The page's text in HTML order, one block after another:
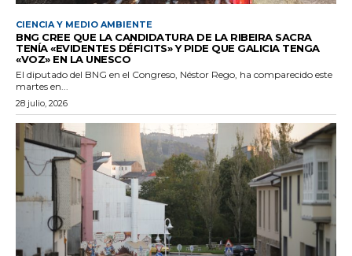
CIENCIA Y MEDIO AMBIENTE
BNG CREE QUE LA CANDIDATURA DE LA RIBEIRA SACRA
TENÍA «EVIDENTES DÉFICITS» Y PIDE QUE GALICIA TENGA
«VOZ» EN LA UNESCO
El diputado del BNG en el Congreso, Néstor Rego, ha comparecido este
martes en...
28 julio, 2026